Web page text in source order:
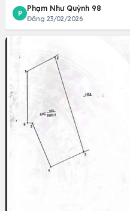
P
Phạm Như Quỳnh 98
Đăng 23/02/2026